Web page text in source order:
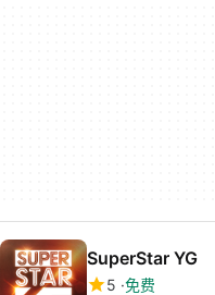
SuperStar YG
5 免费